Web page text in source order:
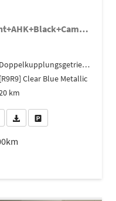
R-Line 150PS DSG Navi+IQ.Light+AHK+Black+Cam+Keyless+Side+Climatronic
Doppelkupplungsgetriebe (DSG)
[R9R9] Clear Blue Metallic
km
Wir rufen Sie anFahrzeugexposé (PDF)